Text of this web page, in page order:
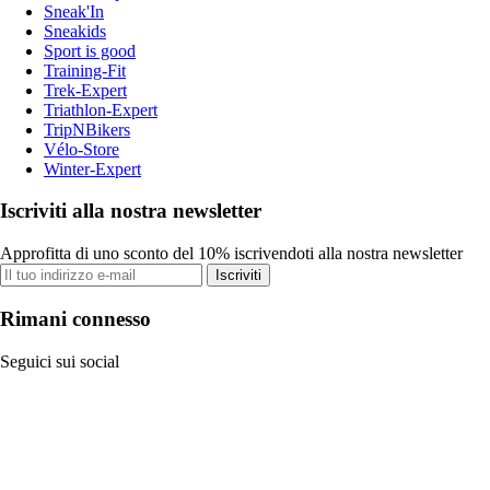
Sneak'In
Sneakids
Sport is good
Training-Fit
Trek-Expert
Triathlon-Expert
TripNBikers
Vélo-Store
Winter-Expert
Iscriviti alla nostra newsletter
Approfitta di uno sconto del 10% iscrivendoti alla nostra newsletter
Iscriviti
Rimani connesso
Seguici sui social